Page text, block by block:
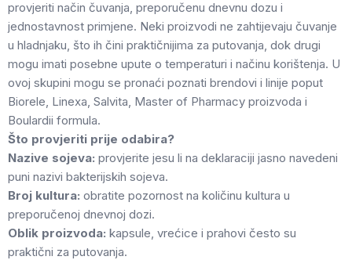
provjeriti način čuvanja, preporučenu dnevnu dozu i
jednostavnost primjene. Neki proizvodi ne zahtijevaju čuvanje
u hladnjaku, što ih čini praktičnijima za putovanja, dok drugi
mogu imati posebne upute o temperaturi i načinu korištenja. U
ovoj skupini mogu se pronaći poznati brendovi i linije poput
Biorele, Linexa, Salvita, Master of Pharmacy proizvoda i
Boulardii formula.
Što provjeriti prije odabira?
Nazive sojeva: provjerite jesu li na deklaraciji jasno navedeni
puni nazivi bakterijskih sojeva.
Broj kultura: obratite pozornost na količinu kultura u
preporučenoj dnevnoj dozi.
Oblik proizvoda: kapsule, vrećice i prahovi često su
praktični za putovanja.